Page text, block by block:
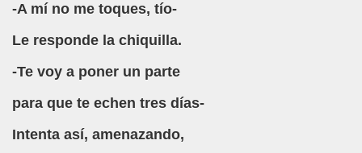
-A mí no me toques, tío-
Le responde la chiquilla.
-Te voy a poner un parte
para que te echen tres días-
Intenta así, amenazando,